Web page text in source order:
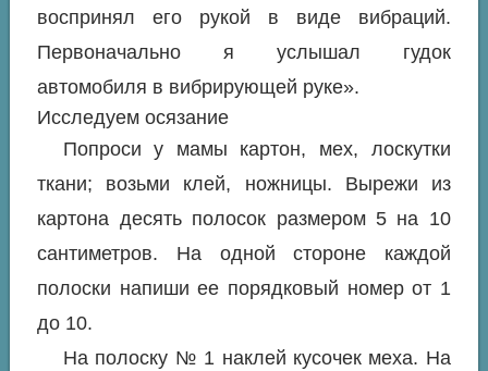
воспринял его рукой в виде вибраций.
Первоначально я услышал гудок
автомобиля в вибрирующей руке».
Исследуем осязание
Попроси у мамы картон, мех, лоскутки
ткани; возьми клей, ножницы. Вырежи из
картона десять полосок размером 5 на 10
сантиметров. На одной стороне каждой
полоски напиши ее порядковый номер от 1
до 10.
На полоску № 1 наклей кусочек меха. На